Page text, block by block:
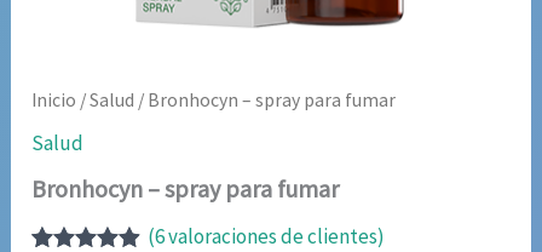
Inicio /Salud / Bronhocyn – spray para fumar
Salud
Bronhocyn – spray para fumar
(6valoraciones de clientes)